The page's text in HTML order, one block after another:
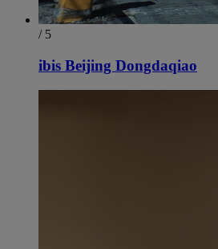
/ 5
ibis Beijing Dongdaqiao